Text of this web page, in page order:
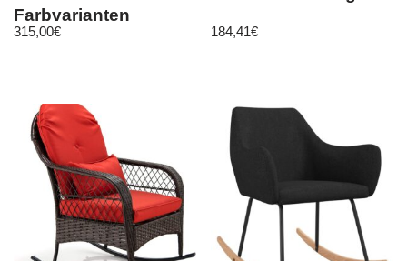
Farbvarianten
315,00€ 184,41€